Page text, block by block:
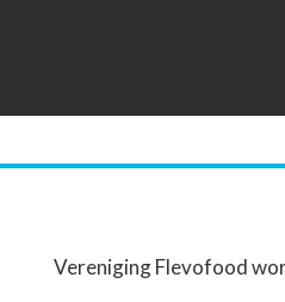
Vereniging Flevofood